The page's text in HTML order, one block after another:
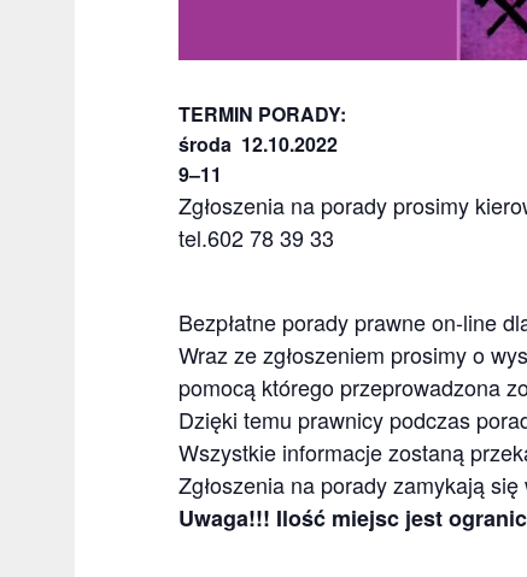
TERMIN PORADY:
środa 12.10.2022
9–11
Zgłoszenia na porady prosimy
tel.602 78 39 33
Bezpłatne porady prawne on-line
Wraz ze zgłoszeniem prosimy o
pomocą którego przeprowadzona
Dzięki temu prawnicy podczas
Wszystkie informacje zostaną
Zgłoszenia na porady zamykają
Uwaga!!! Ilość miejsc jest